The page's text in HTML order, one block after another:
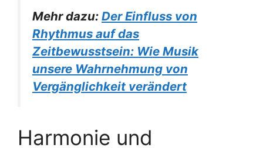
Mehr dazu: Der Einfluss von
Rhythmus auf das
Zeitbewusstsein: Wie Musik
unsere Wahrnehmung von
Vergänglichkeit verändert
Harmonie und